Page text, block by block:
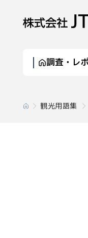
調査・レ
観光用語集